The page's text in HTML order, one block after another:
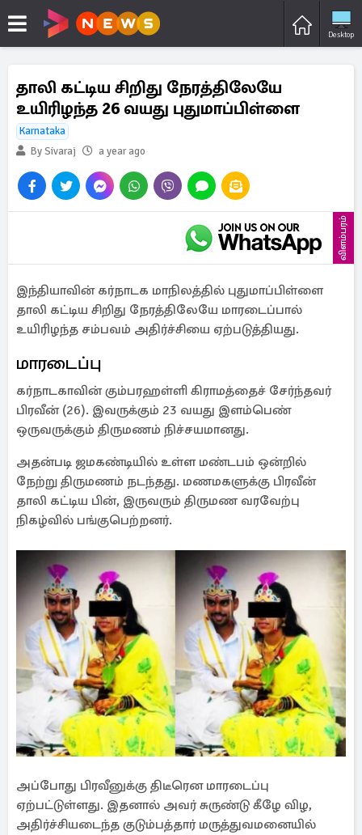
Desktop
தாலி கட்டிய சிறிது நேரத்திலேயே
உயிரிழந்த 26 வயது புதுமாப்பிள்ளை
Karnataka
By Sivaraj
a year ago
விளம்பரம்
இந்தியாவின் கர்நாடக மாநிலத்தில் புதுமாப்பிள்ளை
தாலி கட்டிய சிறிது நேரத்திலேயே மாரடைப்பால்
உயிரிழந்த சம்பவம் அதிர்ச்சியை ஏற்படுத்தியது.
மாரடைப்பு
கர்நாடகாவின் கும்பரஹள்ளி கிராமத்தைச் சேர்ந்தவர்
பிரவீன் (26). இவருக்கும் 23 வயது இளம்பெண்
ஒருவருக்கும் திருமணம் நிச்சயமானது.
அதன்படி ஜமகண்டியில் உள்ள மண்டபம் ஒன்றில்
நேற்று திருமணம் நடந்தது. மணமகளுக்கு பிரவீன்
தாலி கட்டிய பின், இருவரும் திருமண வரவேற்பு
நிகழ்வில் பங்குபெற்றனர்.
அப்போது பிரவீனுக்கு திடீரென மாரடைப்பு
ஏற்பட்டுள்ளது. இதனால் அவர் சுருண்டு கீழே விழ,
அதிர்ச்சியடைந்த குடும்பத்தார் மருத்துவமனையில்